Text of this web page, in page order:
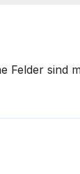
Felder sind